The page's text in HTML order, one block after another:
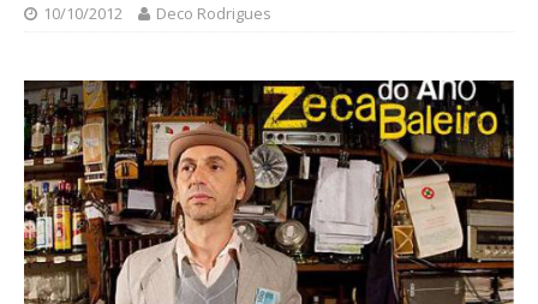
10/10/2012 Deco Rodrigues